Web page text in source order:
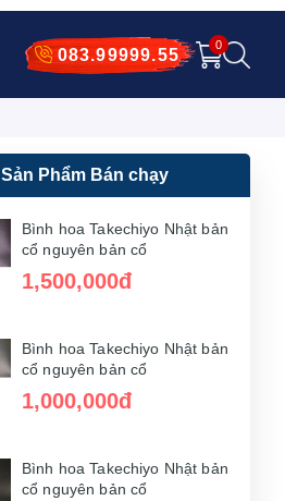
083.99999.55
0
Sản Phẩm Bán chạy
Bình hoa Takechiyo Nhật bản
cổ nguyên bản cổ
1,500,000đ
Bình hoa Takechiyo Nhật bản
cổ nguyên bản cổ
1,000,000đ
Bình hoa Takechiyo Nhật bản
cổ nguyên bản cổ